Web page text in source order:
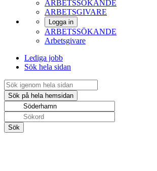
ARBETSSÖKANDE
ARBETSGIVARE
Logga in
ARBETSSÖKANDE
Arbetsgivare
Lediga jobb
Sök hela sidan